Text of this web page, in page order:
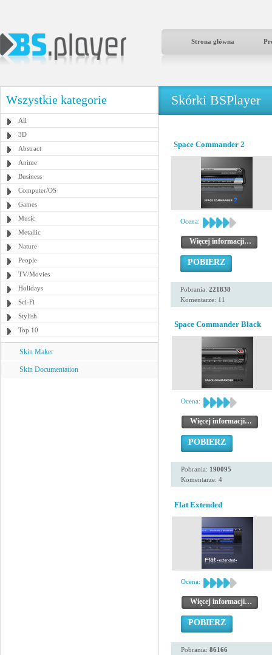
Strona główna
Wszystkie kategorie
All
3D
Abstract
Anime
Business
Computer/OS
Games
Music
Metallic
Nature
People
TV/Movies
Holidays
Sci-Fi
Stylish
Top 10
Skin Maker
Skin Documentation
Skórki BSPlayer
Space Commander 2
Ocena:
Więcej informacji…
POBIERZ
Pobrania: 221838
Komentarze: 11
Space Commander Black
Ocena:
Więcej informacji…
POBIERZ
Pobrania: 190095
Komentarze: 4
Flat Extended
Ocena:
Więcej informacji…
POBIERZ
Pobrania: 86166